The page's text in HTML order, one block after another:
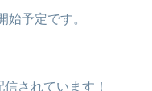
始予定です。
されています！